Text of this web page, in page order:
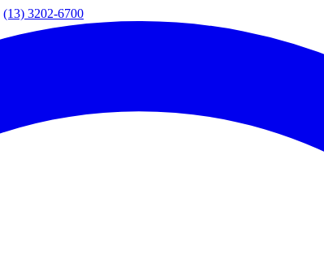
(13) 3202-6700